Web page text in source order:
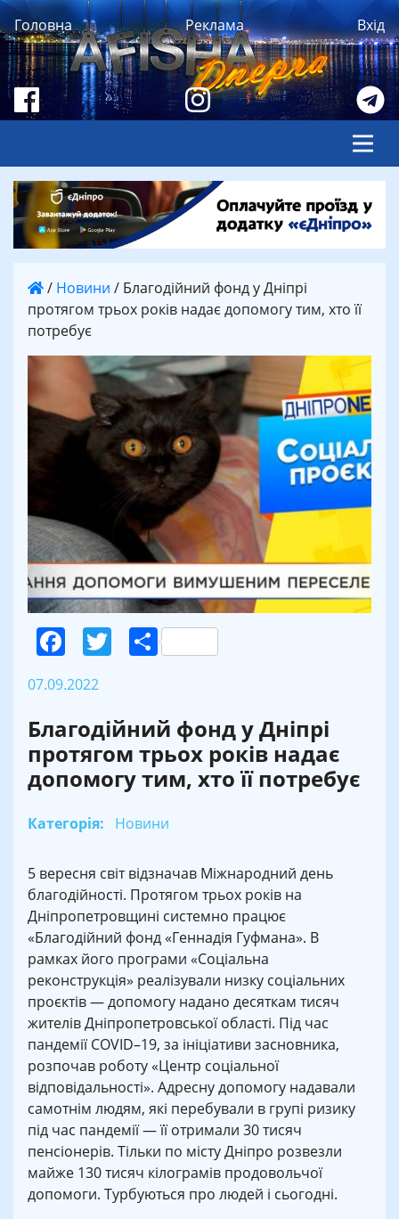
Головна Реклама Вхід
/ Новини / Благодійний фонд у Дніпрі
протягом трьох років надає допомогу тим, хто її
потребує
Facebook
Twitter
Поділитися
07.09.2022
Благодійний фонд у Дніпрі
протягом трьох років надає
допомогу тим, хто її потребує
Категорія: Новини
5 вересня світ відзначав Міжнародний день
благодійності. Протягом трьох років на
Дніпропетровщині системно працює
«Благодійний фонд «Геннадія Гуфмана». В
рамках його програми «Соціальна
реконструкція» реалізували низку соціальних
проєктів — допомогу надано десяткам тисяч
жителів Дніпропетровської області. Під час
пандемії COVID–19, за ініціативи засновника,
розпочав роботу «Центр соціальної
відповідальності». Адресну допомогу надавали
самотнім людям, які перебували в групі ризику
під час пандемії — її отримали 30 тисяч
пенсіонерів. Тільки по місту Дніпро розвезли
майже 130 тисяч кілограмів продовольчої
допомоги. Турбуються про людей і сьогодні.